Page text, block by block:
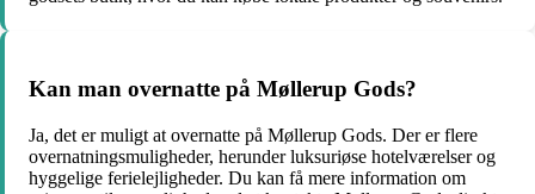
Kan man overnatte på Møllerup Gods?
Ja, det er muligt at overnatte på Møllerup Gods. Der er flere
overnatningsmuligheder, herunder luksuriøse hotelværelser og
hyggelige ferielejligheder. Du kan få mere information om